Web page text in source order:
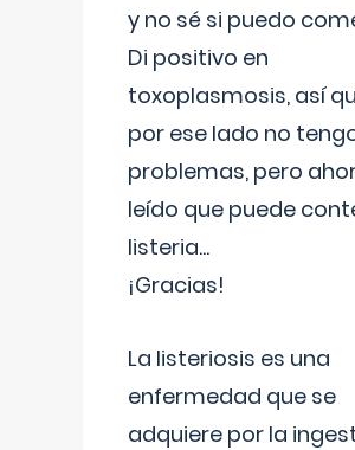
y no sé si puedo
Di positivo en
toxoplasmosis, así
por ese lado no
problemas, pero
leído que puede
listeria...
¡Gracias!
La listeriosis es una
enfermedad que se
adquiere por la